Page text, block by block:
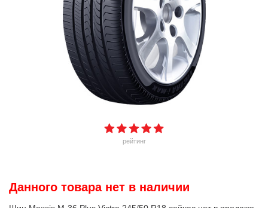
рейтинг
Данного товара нет в наличии